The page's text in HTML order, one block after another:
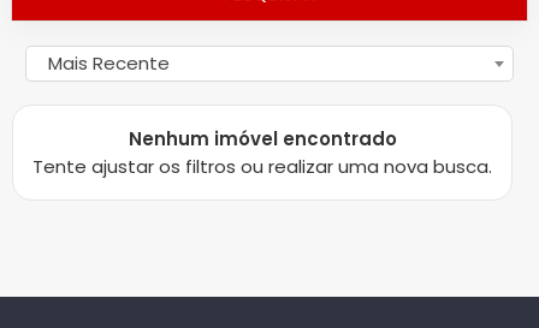
Mais Recente
Nenhum imóvel encontrado
Tente ajustar os filtros ou realizar uma nova busca.